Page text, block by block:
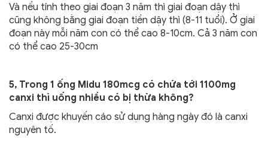
Và nếu tính theo giai đoạn 3 năm thì giai đoạn dậy thì
cũng không bằng giai đoạn tiền dậy thì (8-11 tuổi). Ở giai
đoạn này mỗi năm con có thể cao 8-10cm. Cả 3 năm con
có thể cao 25-30cm
5, Trong 1 ống Midu 180mcg có chứa tới 1100mg
canxi thì uống nhiều có bị thừa không?
Canxi được khuyến cáo sử dụng hàng ngày đó là canxi
nguyên tố.